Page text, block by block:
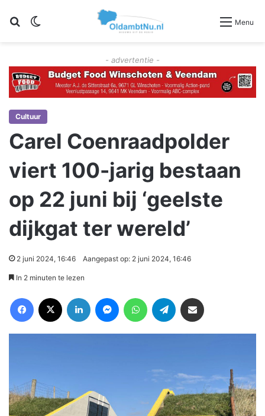
Zoeken Menu
- advertentie -
Cultuur
Carel Coenraadpolder
viert 100-jarig bestaan
op 22 juni bij ‘geelste
dijkgat ter wereld’
2 juni 2024, 16:46 Aangepast op: 2 juni 2024, 16:46
In 2 minuten te lezen